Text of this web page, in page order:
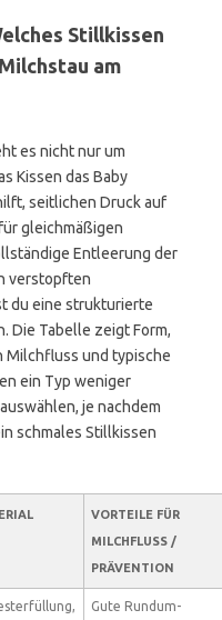
Stillkissen
am
es nicht nur um
Kissen das Baby
seitlichen Druck auf
gleichmäßigen
Entleerung der
verstopften
du eine strukturierte
Die Tabelle zeigt Form,
Milchfluss und typische
ein Typ weniger
je nachdem
schmales Stillkissen
VORTEILE FÜR
MILCHFLUSS /
PRÄVENTION
Gute Rundum-